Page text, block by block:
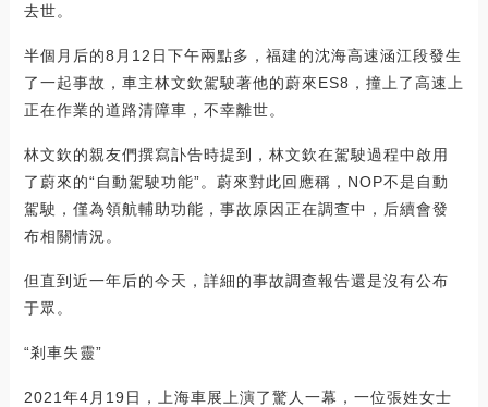
去世。
半個月后的8月12日下午兩點多，福建的沈海高速涵江段發生
了一起事故，車主林文欽駕駛著他的蔚來ES8，撞上了高速上
正在作業的道路清障車，不幸離世。
林文欽的親友們撰寫訃告時提到，林文欽在駕駛過程中啟用
了蔚來的“自動駕駛功能”。蔚來對此回應稱，NOP不是自動
駕駛，僅為領航輔助功能，事故原因正在調查中，后續會發
布相關情況。
但直到近一年后的今天，詳細的事故調查報告還是沒有公布
于眾。
“剎車失靈”
2021年4月19日，上海車展上演了驚人一幕，一位張姓女士